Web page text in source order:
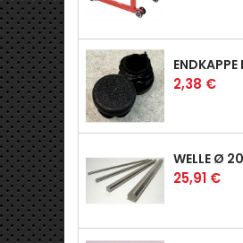
Preis
2,38 €
Preis
25,91 €